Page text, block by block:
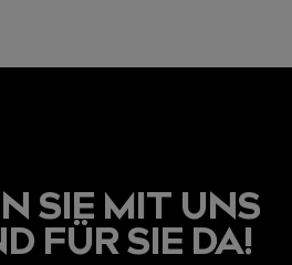
SIE MIT UNS
FÜR SIE DA!